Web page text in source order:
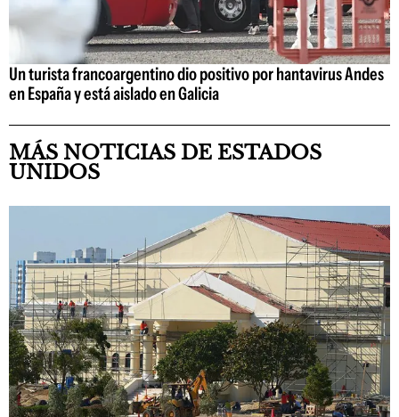
Un turista francoargentino dio positivo por hantavirus Andes
en España y está aislado en Galicia
MÁS NOTICIAS DE ESTADOS
UNIDOS